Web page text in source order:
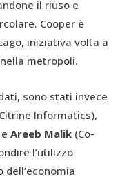
il riuso e
Cooper è
iniziativa volta a
metropoli.
sono stati invece
Informatics),
Areeb Malik (Co-
l’utilizzo